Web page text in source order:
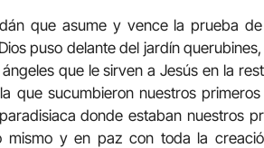
que asume y vence la prueba
puso delante del jardín
que le sirven a Jesús en la
que sucumbieron nuestros
donde estaban nuestros
mismo y en paz con toda la